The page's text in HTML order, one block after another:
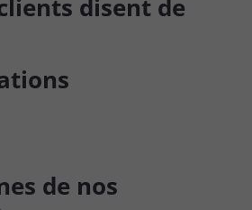
disent de
de nos